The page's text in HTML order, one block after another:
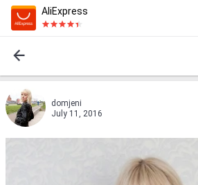
AliExpress
domjeni
July 11, 2016